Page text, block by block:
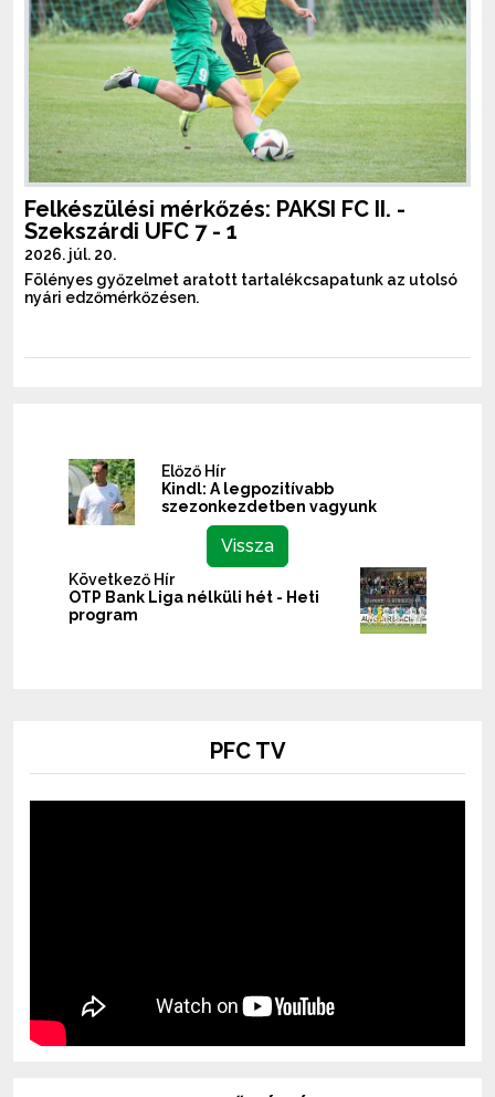
Felkészülési mérkőzés: PAKSI FC II. -
Szekszárdi UFC 7 - 1
2026. júl. 20.
Fölényes győzelmet aratott tartalékcsapatunk az utolsó
nyári edzőmérkőzésen.
Előző Hír
Kindl: A legpozitívabb
szezonkezdetben vagyunk
Vissza
Következő Hír
OTP Bank Liga nélküli hét - Heti
program
PFC TV